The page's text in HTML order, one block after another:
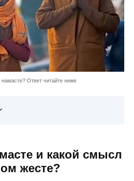
намасте? Ответ читайте ниже
и какой смысл
жесте?